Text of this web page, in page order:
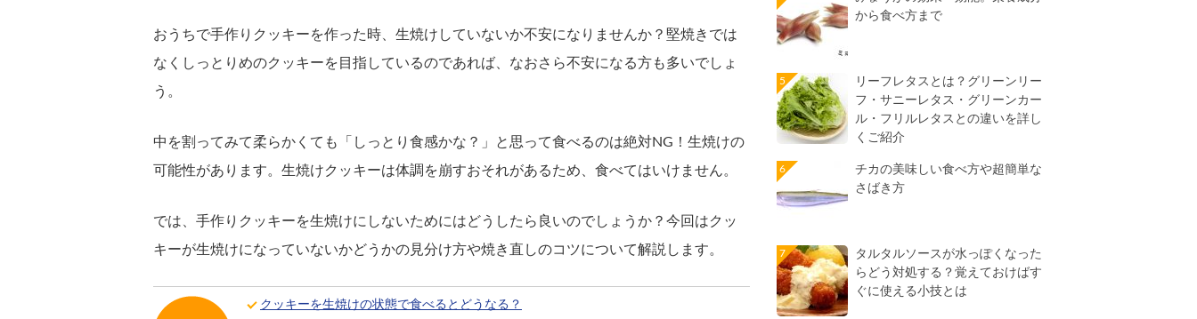
おうちで手作りクッキーを作った時、生焼けしていないか不安になりませんか？堅焼きでは
なくしっとりめのクッキーを目指しているのであれば、なおさら不安になる方も多いでしょ
う。
中を割ってみて柔らかくても「しっとり食感かな？」と思って食べるのは絶対NG！生焼けの
可能性があります。生焼けクッキーは体調を崩すおそれがあるため、食べてはいけません。
では、手作りクッキーを生焼けにしないためにはどうしたら良いのでしょうか？今回はクッ
キーが生焼けになっていないかどうかの見分け方や焼き直しのコツについて解説します。
クッキーを生焼けの状態で食べるとどうなる？
から食べ方まで
リーフレタスとは？グリーンリー
フ・サニーレタス・グリーンカー
ル・フリルレタスとの違いを詳し
くご紹介
チカの美味しい食べ方や超簡単な
さばき方
タルタルソースが水っぽくなった
らどう対処する？覚えておけばす
ぐに使える小技とは